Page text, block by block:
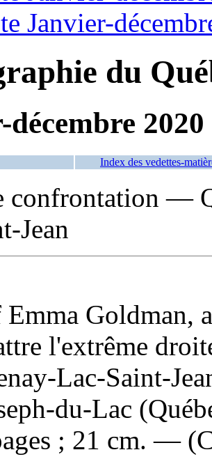
Janvier-
du
2020
Index des vedettes-
confrontation —
Jean
Goldman,
l'extrême
Lac-Saint-
du-Lac
; 21 cm. —